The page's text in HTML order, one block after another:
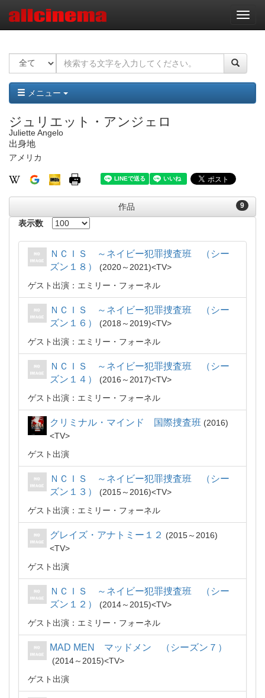
ナ
ビ
ー
ョ
ン
メニュー
ジュリエット・アンジェロ
Juliette Angelo
出身地
アメリカ
9
作品
表示数
ＮＣＩＳ ～ネイビー犯罪捜査班 （シー
ズン１８）
2020～2021
TV
ゲスト出演：エミリー・フォーネル
ＮＣＩＳ ～ネイビー犯罪捜査班 （シー
ズン１６）
2018～2019
TV
ゲスト出演：エミリー・フォーネル
ＮＣＩＳ ～ネイビー犯罪捜査班 （シー
ズン１４）
2016～2017
TV
ゲスト出演：エミリー・フォーネル
クリミナル・マインド 国際捜査班
2016
TV
ゲスト出演
ＮＣＩＳ ～ネイビー犯罪捜査班 （シー
ズン１３）
2015～2016
TV
ゲスト出演：エミリー・フォーネル
グレイズ・アナトミー１２
2015～2016
TV
ゲスト出演
ＮＣＩＳ ～ネイビー犯罪捜査班 （シー
ズン１２）
2014～2015
TV
ゲスト出演：エミリー・フォーネル
MAD MEN マッドメン （シーズン７）
2014～2015
TV
ゲスト出演